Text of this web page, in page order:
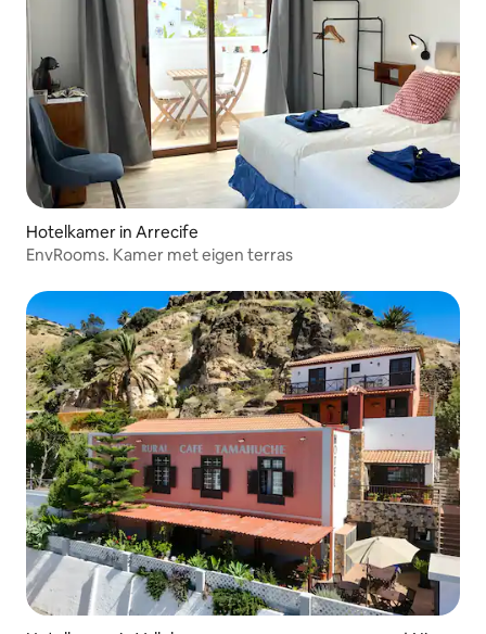
Hotelkamer in Arrecife
EnvRooms. Kamer met eigen terras